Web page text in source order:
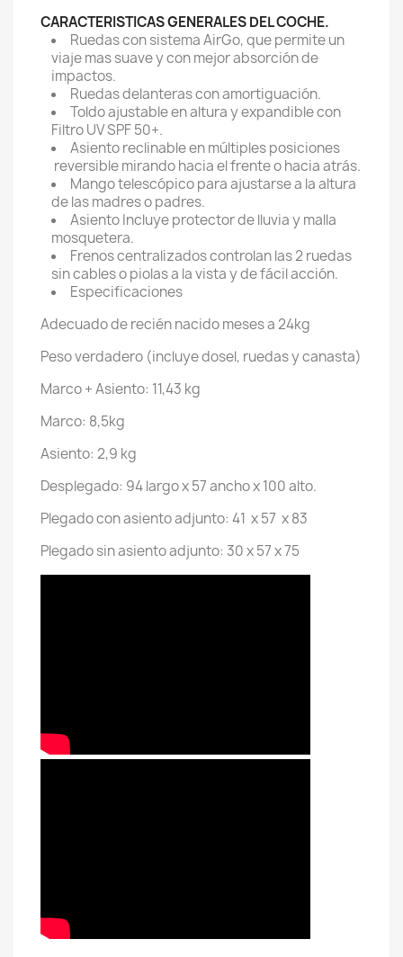
CARACTERISTICAS GENERALES DEL COCHE.
Ruedas con sistema AirGo, que permite un
viaje mas suave y con mejor absorción de
impactos.
Ruedas delanteras con amortiguación.
Toldo ajustable en altura y expandible con
Filtro UV SPF 50+.
Asiento reclinable en múltiples posiciones
reversible mirando hacia el frente o hacia atrás.
Mango telescópico para ajustarse a la altura
de las madres o padres.
Asiento Incluye protector de lluvia y malla
mosquetera.
Frenos centralizados controlan las 2 ruedas
sin cables o piolas a la vista y de fácil acción.
Especificaciones
Adecuado de recién nacido meses a 24kg
Peso verdadero (incluye dosel, ruedas y canasta)
Marco + Asiento: 11,43 kg
Marco: 8,5kg
Asiento: 2,9 kg
Desplegado: 94 largo x 57 ancho x 100 alto.
Plegado con asiento adjunto: 41 x 57 x 83
Plegado sin asiento adjunto: 30 x 57 x 75